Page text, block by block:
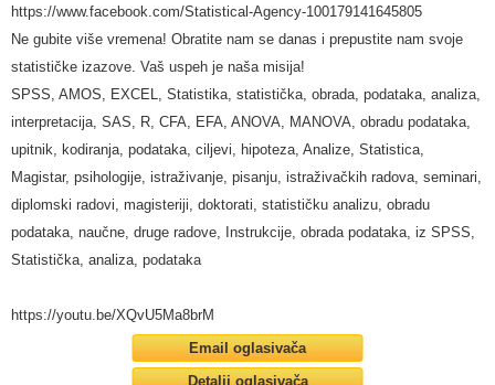
https://www.facebook.com/Statistical-Agency-100179141645805
Ne gubite više vremena! Obratite nam se danas i prepustite nam svoje
statističke izazove. Vaš uspeh je naša misija!
SPSS, AMOS, EXCEL, Statistika, statistička, obrada, podataka, analiza,
interpretacija, SAS, R, CFA, EFA, ANOVA, MANOVA, obradu podataka,
upitnik, kodiranja, podataka, ciljevi, hipoteza, Analize, Statistica,
Magistar, psihologije, istraživanje, pisanju, istraživačkih radova, seminari,
diplomski radovi, magisteriji, doktorati, statističku analizu, obradu
podataka, naučne, druge radove, Instrukcije, obrada podataka, iz SPSS,
Statistička, analiza, podataka
https://youtu.be/XQvU5Ma8brM
Email oglasivača
Detalji oglasivača